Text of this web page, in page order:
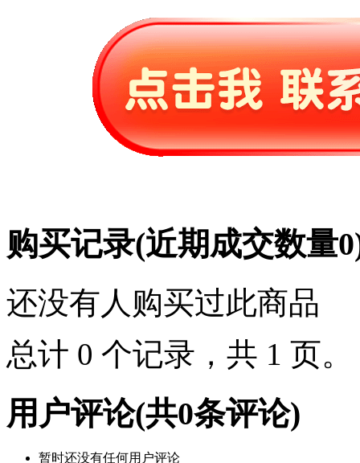
购买记录(近期成交数量0
还没有人购买过此商品
总计 0 个记录，共 1 页。
用户评论(共0条评论)
暂时还没有任何用户评论